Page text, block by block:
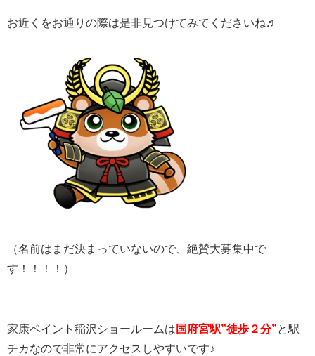
お近くをお通りの際は是非見つけてみてくださいね♬
（名前はまだ決まっていないので、絶賛大募集中で
す！！！！）
家康ペイント稲沢ショールームは 国府宮駅”徒歩２分”と駅
チカなので非常にアクセスしやすいです♪